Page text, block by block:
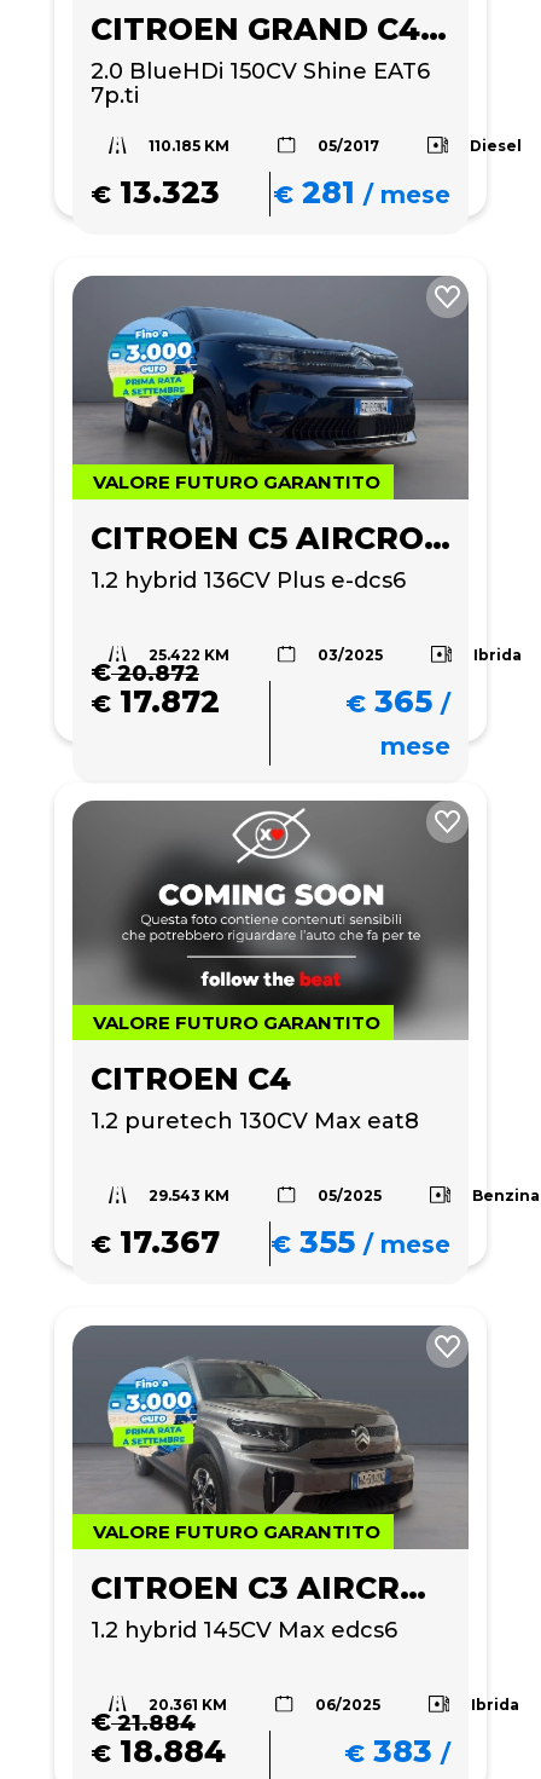
CITROEN GRAND C4 PICASSO
2.0 BlueHDi 150CV Shine EAT6
7p.ti
110.185 KM 05/2017 Diesel
€ 13.323 € 281 /mese
VALORE FUTURO GARANTITO
CITROEN C5 AIRCROSS
1.2 hybrid 136CV Plus e-dcs6
25.422 KM 03/2025 Ibrida
€20.872
€ 17.872 € 365 /
mese
VALORE FUTURO GARANTITO
CITROEN C4
1.2 puretech 130CV Max eat8
29.543 KM 05/2025 Benzina
€ 17.367 € 355 /mese
VALORE FUTURO GARANTITO
CITROEN C3 AIRCROSS
1.2 hybrid 145CV Max edcs6
20.361 KM 06/2025 Ibrida
€21.884
€ 18.884 € 383 /